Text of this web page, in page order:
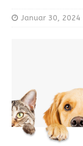
Januar 30, 2024